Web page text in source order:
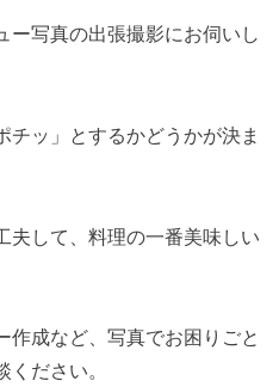
ー写真の出張撮影にお伺いし
チッ」とするかどうかが決ま
夫して、料理の一番美味しい
作成など、写真でお困りごと
ださい。